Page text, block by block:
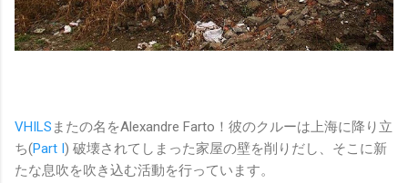
VHILS またの名をAlexandre Farto！彼のクルーは上海に降り立
ち(Part I ) 破壊されてしまった家屋の壁を削りだし、そこに新
たな息吹を吹き込む活動を行っています。